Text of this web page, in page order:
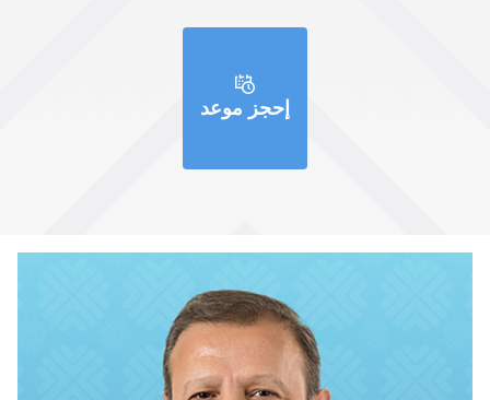
إحجز موعد